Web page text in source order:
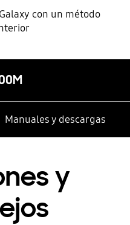
con un método
Manuales y descargas
y